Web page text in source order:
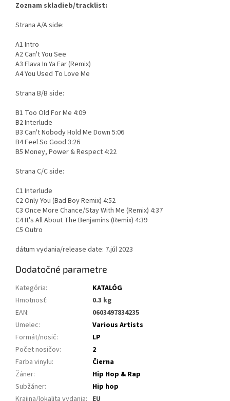
Zoznam skladieb/tracklist:
Strana A/A side:
A1 Intro
A2 Can't You See
A3 Flava In Ya Ear (Remix)
A4 You Used To Love Me
Strana B/B side:
B1 Too Old For Me 4:09
B2 Interlude
B3 Can't Nobody Hold Me Down 5:06
B4 Feel So Good 3:26
B5 Money, Power & Respect 4:22
Strana C/C side:
C1 Interlude
C2 Only You (Bad Boy Remix) 4:52
C3 Once More Chance/Stay With Me (Remix) 4:37
C4 It's All About The Benjamins (Remix) 4:39
C5 Outro
dátum vydania/release date: 7.júl 2023
Dodatočné parametre
Kategória:
KATALÓG
Hmotnosť:
0.3 kg
EAN:
0603497834235
Umelec:
Various Artists
Formát/nosič:
LP
Počet nosičov:
2
Farba vinylu:
Čierna
Žáner:
Hip Hop & Rap
Subžáner:
Hip hop